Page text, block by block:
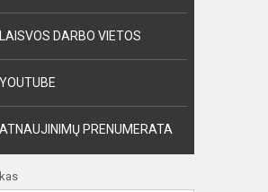
LAISVOS DARBO VIETOS
YOUTUBE
ATNAUJINIMŲ PRENUMERATA